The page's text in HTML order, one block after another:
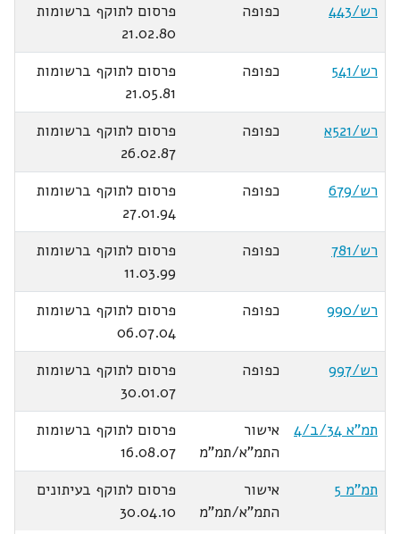
רש/443
כפופה
פרסום לתוקף ברשומות
21.02.80
רש/541
כפופה
פרסום לתוקף ברשומות
21.05.81
רש/521א
כפופה
פרסום לתוקף ברשומות
26.02.87
רש/679
כפופה
פרסום לתוקף ברשומות
27.01.94
רש/781
כפופה
פרסום לתוקף ברשומות
11.03.99
רש/990
כפופה
פרסום לתוקף ברשומות
06.07.04
רש/997
כפופה
פרסום לתוקף ברשומות
30.01.07
תמ"א 34/ב/4
אישור
התמ"א/תמ"מ
פרסום לתוקף ברשומות
16.08.07
תמ"מ 5
אישור
התמ"א/תמ"מ
פרסום לתוקף בעיתונים
30.04.10